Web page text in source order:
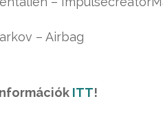
– Airbag
ITT!